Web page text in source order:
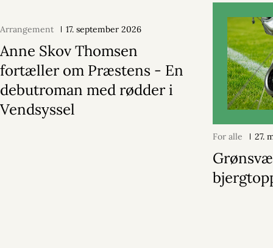
Arrangement 17. september 2026
Anne Skov Thomsen
fortæller om Præstens - En
debutroman med rødder i
Vendsyssel
For alle 27.